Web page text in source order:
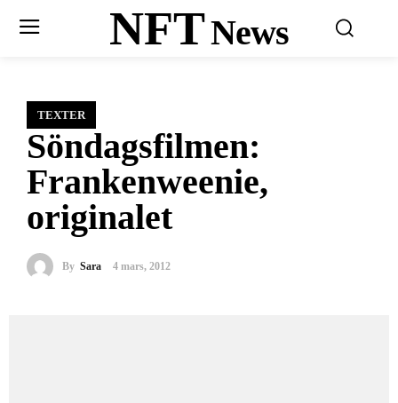
NFTNews
TEXTER
Söndagsfilmen:
Frankenweenie,
originalet
By Sara 4 mars, 2012